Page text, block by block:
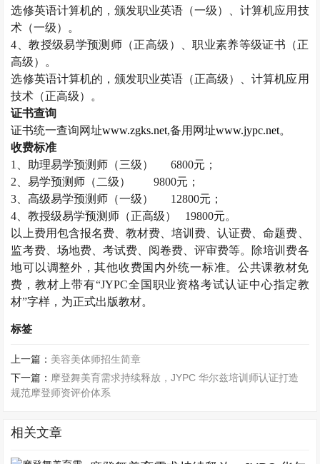
选修英语计算机的，颁发职业英语（一级）、计算机应用技
术（一级）。
4 、教授级易学预测师（正高级）、职业素养等级证书（正
高级）。
选修英语计算机的，颁发职业英语（正高级）、计算机应用
技术（正高级）。
证书查询
证书统一查询网址www.zgks.net,备用网址www.jypc.net。
收费标准
1
、助理易学预测师（三级） 6800元；
2 、易学预测师（二级） 9800元；
3 、高级易学预测师（一级） 12800元；
4 、教授级易学预测师（正高级） 19800元。
以上费用包含报名费、教材费、培训费、认证费、命题费、
监考费、场地费、考试费、阅卷费、评审费等。除培训费各
地可以调整外，其他收费国内外统一标准。公共课教材免
费，教材上带有“JYPC全国职业资格考试认证中心指定教
材”字样，为正式出版教材。
标签
上一篇： 美容美体师招生简章
下一篇： 摩登舞美育需求持续释放，JYPC 华尔兹培训师认证打造
规范摩登师资评价体系
相关文章